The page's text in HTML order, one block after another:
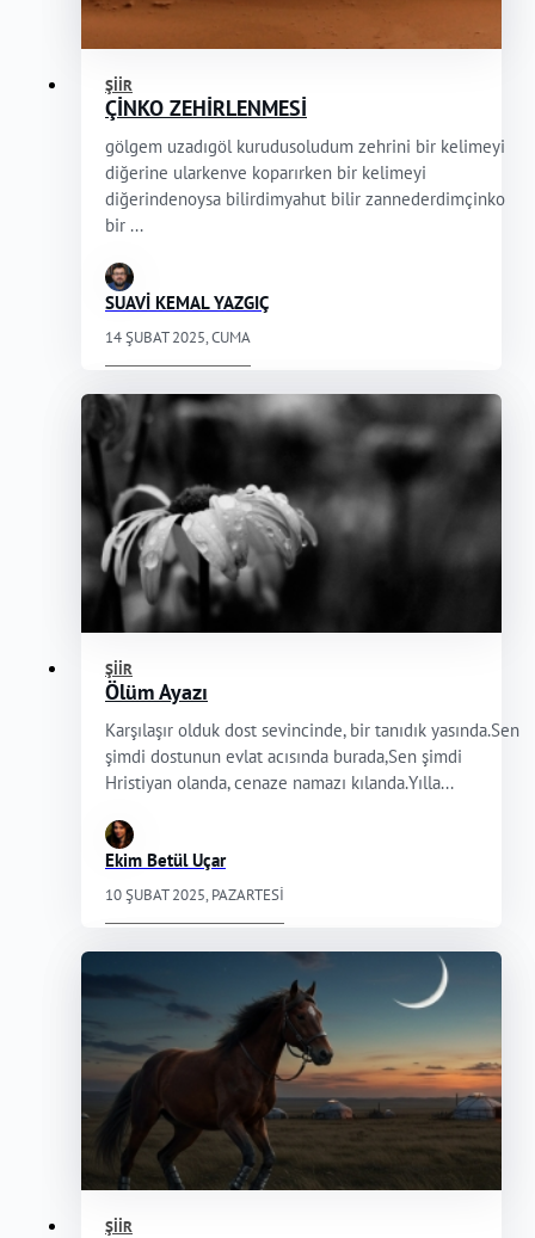
ŞIIR
ÇİNKO ZEHİRLENMESİ
gölgem uzadıgöl kurudusoludum zehrini bir kelimeyi
diğerine ularkenve koparırken bir kelimeyi
diğerindenoysa bilirdimyahut bilir zannederdimçinko
bir ...
SUAVİ KEMAL YAZGIÇ
14 ŞUBAT 2025, CUMA
ŞIIR
Ölüm Ayazı
Karşılaşır olduk dost sevincinde, bir tanıdık yasında.Sen
şimdi dostunun evlat acısında burada,Sen şimdi
Hristiyan olanda, cenaze namazı kılanda.Yılla...
Ekim Betül Uçar
10 ŞUBAT 2025, PAZARTESI
ŞIIR